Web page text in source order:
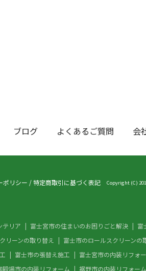
ブログ よくあるご質問 会
ポリシー /特定商取引に基づく表記 Copyright (C)
テリア 富士宮市の住まいのお困りごと解決
富
リーンの取り替え
富士市のロールスクリーンの
富士市の張替え施工 富士宮市の内装リフォ
殿場市の内装リフォーム 裾野市の内装リフォーム